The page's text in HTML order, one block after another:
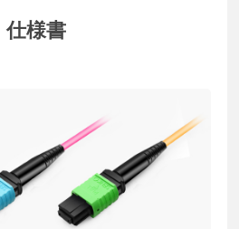
仕様書